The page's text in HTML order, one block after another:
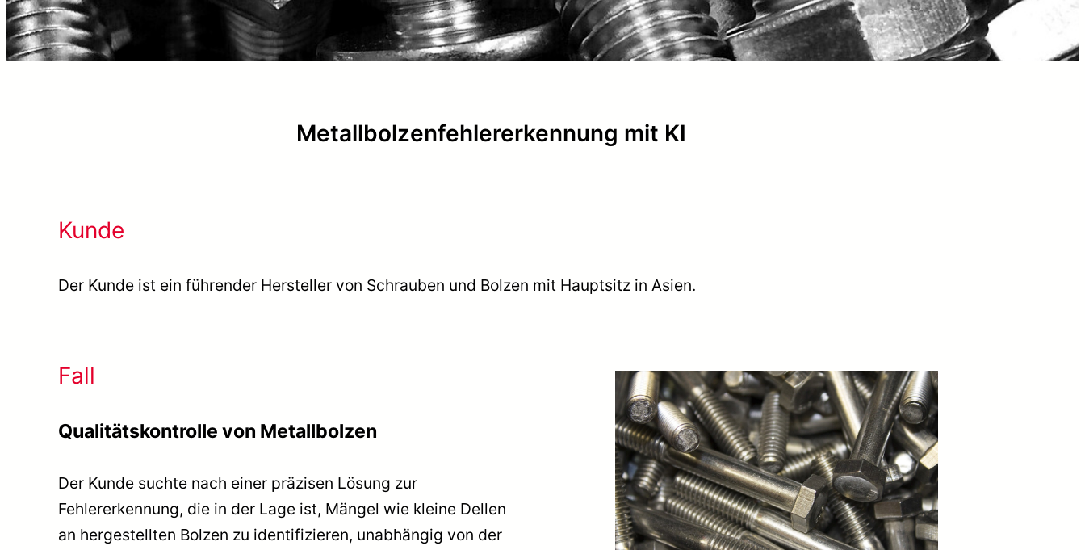
Metallbolzenfehlererkennung mit KI
Kunde
Der Kunde ist ein führender Hersteller von Schrauben und Bolzen mit Hauptsitz in Asien.
Fall
Qualitätskontrolle von Metallbolzen
Der Kunde suchte nach einer präzisen Lösung zur
Fehlererkennung, die in der Lage ist, Mängel wie kleine Dellen
an hergestellten Bolzen zu identifizieren, unabhängig von der